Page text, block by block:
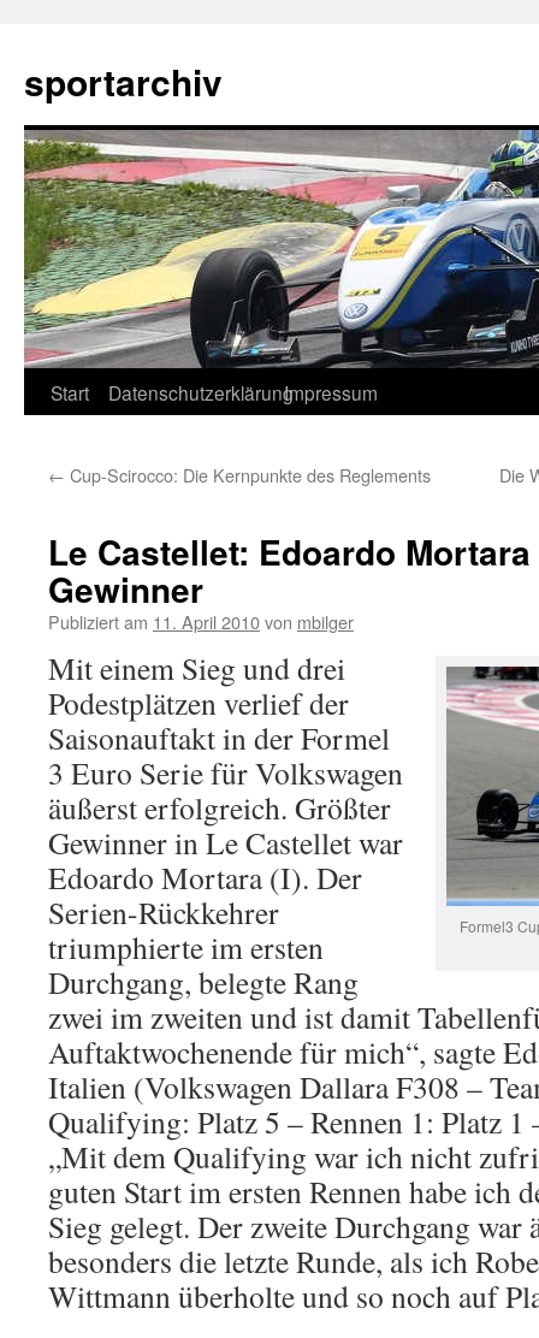
sportarchiv
Zum
springen
Start DatenschutzerklärungImpressum
← Cup-Scirocco: Die Kernpunkte des Reglements Die
Le Castellet: Edoardo
Gewinner
Publiziert am 11. April 2010von mbilger
Formel3
Mit einem Sieg und drei
Podestplätzen verlief der
Saisonauftakt in der Formel
3 Euro Serie für Volkswagen
äußerst erfolgreich. Größter
Gewinner in Le Castellet war
Edoardo Mortara (I). Der
Serien-Rückkehrer
triumphierte im ersten
Durchgang, belegte Rang
zwei im zweiten und ist damit
Auftaktwochenende für mich“, sagte
Italien (Volkswagen Dallara F308 –
Qualifying: Platz 5 – Rennen 1: Platz 1
„Mit dem Qualifying war ich nicht
guten Start im ersten Rennen habe ich
Sieg gelegt. Der zweite Durchgang war
besonders die letzte Runde, als ich
Wittmann überholte und so noch auf